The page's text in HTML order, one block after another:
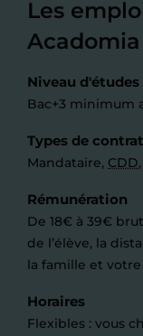
Les
Acadomia
Niveau d'études
Bac+3 minimum
Types de
Mandataire, CDD,
Rémunération
De 18€ à 39€
de l’élève, la
la famille et
Horaires
Flexibles : vous